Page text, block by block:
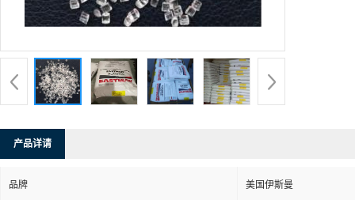
产品详请
品牌 美国伊斯曼